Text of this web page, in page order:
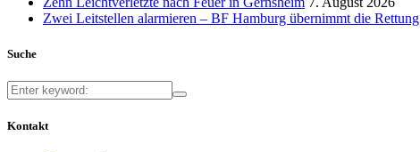
Zwei Leitstellen alarmieren – BF Hamburg übernimmt die Rettung
Suche
Kontakt